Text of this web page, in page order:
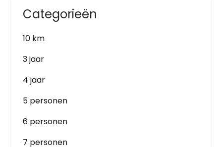
Categorieën
10 km
3 jaar
4 jaar
5 personen
6 personen
7 personen